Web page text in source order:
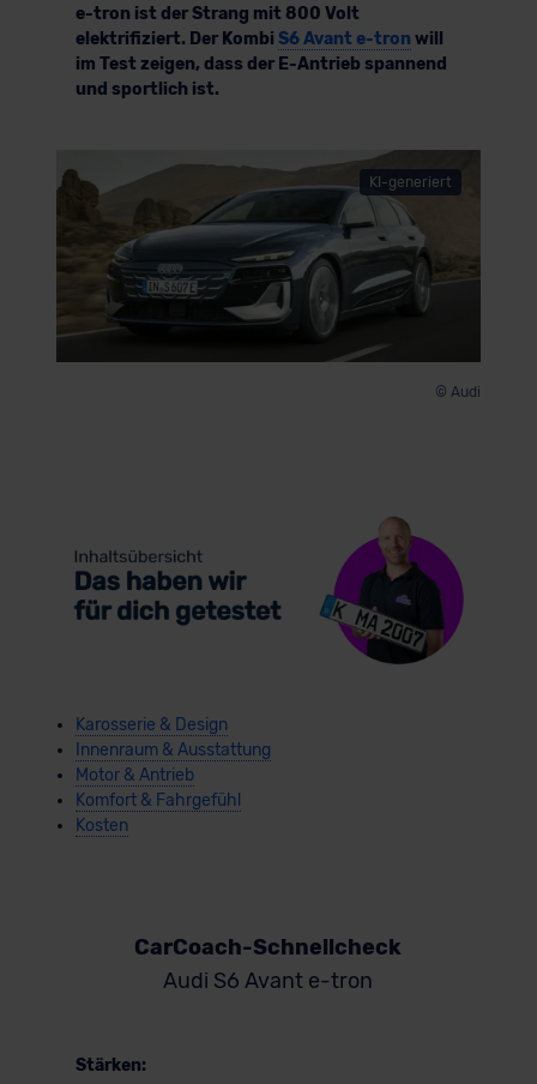
e-tron ist der Strang mit 800 Volt
elektrifiziert. Der Kombi S6 Avant e-tron will
im Test zeigen, dass der E-Antrieb spannend
und sportlich ist.
KI-generiert
© Audi
Karosserie & Design
Innenraum & Ausstattung
Motor & Antrieb
Komfort & Fahrgefühl
Kosten
CarCoach-Schnellcheck
Audi S6 Avant e-tron
Stärken: